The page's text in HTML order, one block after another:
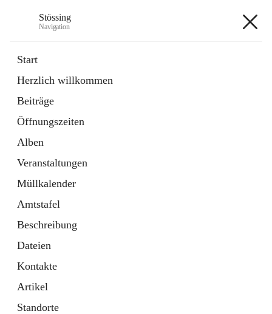
Stössing
Navigation
Start
Herzlich willkommen
Beiträge
Öffnungszeiten
Alben
Veranstaltungen
Müllkalender
Amtstafel
Beschreibung
Dateien
Kontakte
Artikel
Standorte
Datei
in
Tab
Kindergarten
öffnet
in
neuem
Tab